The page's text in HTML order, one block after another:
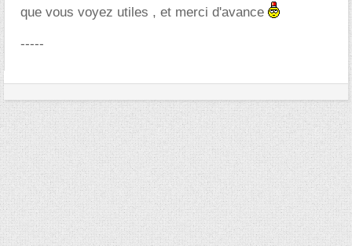
que vous voyez utiles , et merci d'avance
-----